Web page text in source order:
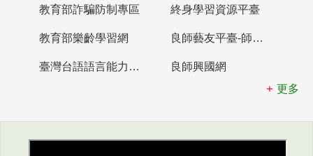
教育部詐騙防制專區 終身學習資源平臺
教育部樂齡學習網 良師藝友平臺-師資培育整合平臺
臺灣台語語言能力認證網站
良師興國網
更多